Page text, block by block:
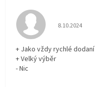
Hodnocení
8.10.2024
+ Jako vždy rychlé dodaní
+ Velký výběr
- Nic